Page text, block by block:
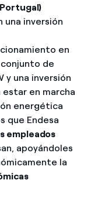
una inversión
en
de
y una inversión
en marcha
energética
que Endesa
empleados
apoyándoles
la